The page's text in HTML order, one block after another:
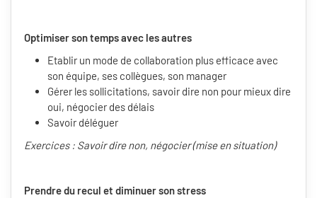
Optimiser son temps avec les autres
Etablir un mode de collaboration plus efficace avec
son équipe, ses collègues, son manager
Gérer les sollicitations, savoir dire non pour mieux dire
oui, négocier des délais
Savoir déléguer
Exercices : Savoir dire non, négocier (mise en situation)
Prendre du recul et diminuer son stress